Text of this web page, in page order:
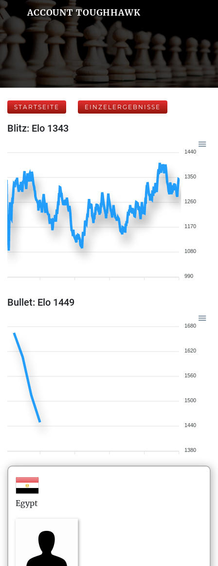
ACCOUNT TOUGHHAWK
STARTSEITE EINZELERGEBNISSE
Blitz: Elo 1343
1440
1350
1260
1170
1080
990
Bullet: Elo 1449
1680
1620
1560
1500
1440
1380
Egypt